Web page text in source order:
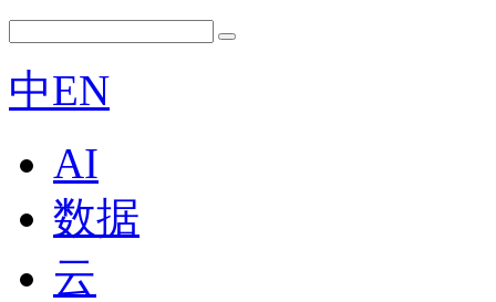
中EN
AI
数据
云